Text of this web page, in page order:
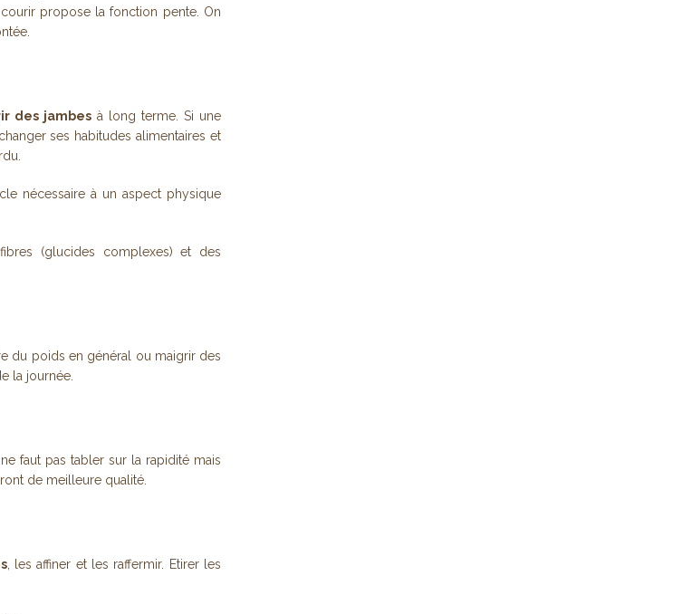
propose la fonction pente. On
des jambes à long terme. Si une
ses habitudes alimentaires et
nécessaire à un aspect physique
(glucides complexes) et des
du poids en général ou maigrir des
la journée.
faut pas tabler sur la rapidité mais
de meilleure qualité.
, les affiner et les raffermir. Etirer les